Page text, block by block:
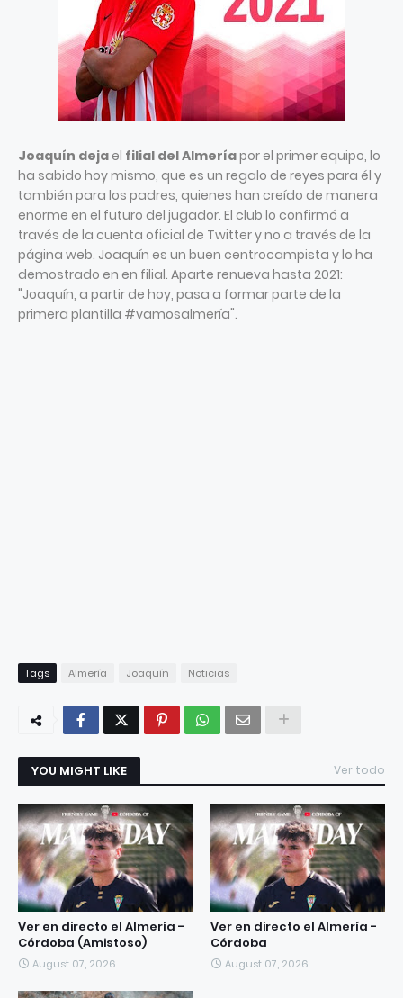
Joaquín deja el filial del Almeríapor el primer equipo, lo
ha sabido hoy mismo, que es un regalo de reyes para él y
también para los padres, quienes han creído de manera
enorme en el futuro del jugador. El club lo confirmó a
través de la cuenta oficial de Twitter y no a través de la
página web. Joaquín es un buen centrocampista y lo ha
demostrado en en filial. Aparte renueva hasta 2021:
"Joaquín, a partir de hoy, pasa a formar parte de la
primera plantilla #vamosalmería".
Tags Almería Joaquín Noticias
YOU MIGHT LIKE Ver todo
Ver en directo el Almería -
Córdoba (Amistoso)
August 07, 2026
Ver en directo el Almería -
Córdoba
August 07, 2026